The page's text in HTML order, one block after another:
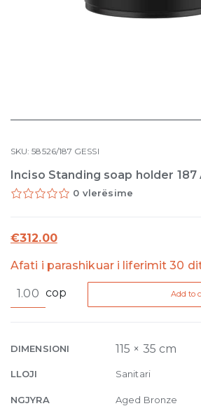
SKU:58526/187 GESSI
Inciso Standing soap holder
0 vlerësime
€312.00
Afati i parashikuar i liferimit 30
Standing
187
Bronze
quantity
cop Add to
DIMENSIONI 115 × 35 cm
LLOJI Sanitari
NGJYRA Aged Bronze